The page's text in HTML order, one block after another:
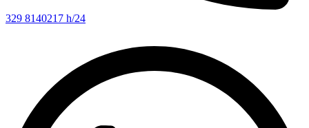
329 8140217 h/24